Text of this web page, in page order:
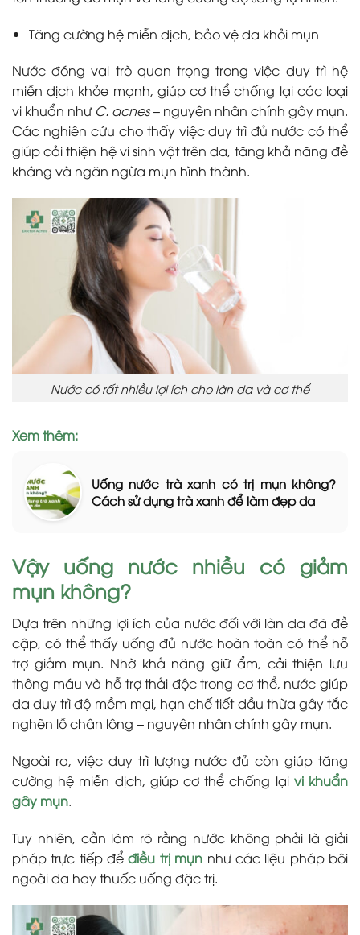
Tăng cường hệ miễn dịch, bảo vệ da khỏi mụn
Nước đóng vai trò quan trọng trong việc duy trì hệ
miễn dịch khỏe mạnh, giúp cơ thể chống lại các loại
vi khuẩn như C. acnes– nguyên nhân chính gây mụn.
Các nghiên cứu cho thấy việc duy trì đủ nước có thể
giúp cải thiện hệ vi sinh vật trên da, tăng khả năng đề
kháng và ngăn ngừa mụn hình thành.
Nước có rất nhiều lợi ích cho làn da và cơ thể
Xem thêm:
Uống nước trà xanh có trị mụn không?
Cách sử dụng trà xanh để làm đẹp da
Vậy uống nước nhiều có giảm
mụn không?
Dựa trên những lợi ích của nước đối với làn da đã đề
cập, có thể thấy uống đủ nước hoàn toàn có thể hỗ
trợ giảm mụn. Nhờ khả năng giữ ẩm, cải thiện lưu
thông máu và hỗ trợ thải độc trong cơ thể, nước giúp
da duy trì độ mềm mại, hạn chế tiết dầu thừa gây tắc
nghẽn lỗ chân lông – nguyên nhân chính gây mụn.
Ngoài ra, việc duy trì lượng nước đủ còn giúp tăng
cường hệ miễn dịch, giúp cơ thể chống lại vi khuẩn
gây mụn.
Tuy nhiên, cần làm rõ rằng nước không phải là giải
pháp trực tiếp đểđiều trị mụn như các liệu pháp bôi
ngoài da hay thuốc uống đặc trị.